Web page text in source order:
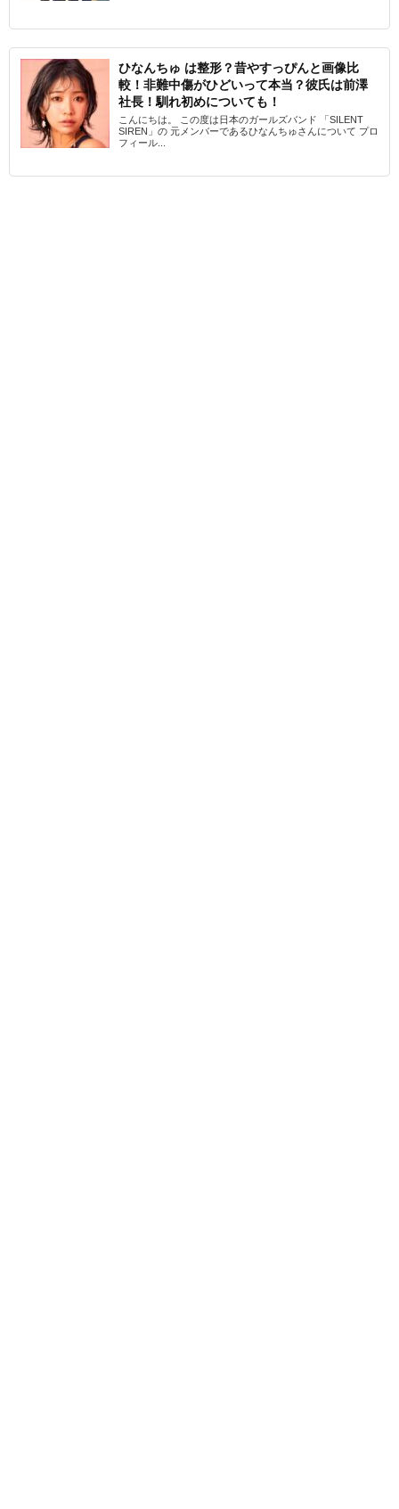
ひなんちゅ は整形？昔やすっぴんと画像比
較！非難中傷がひどいって本当？彼氏は前澤
社長！馴れ初めについても！
こんにちは。 この度は日本のガールズバンド 「SILENT
SIREN」の 元メンバーであるひなんちゅさんについて プロ
フィール...